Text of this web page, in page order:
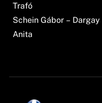
Trafó
Schein Gábor –
Anita